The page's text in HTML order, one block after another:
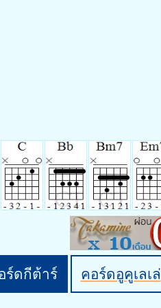
ร์ดกีต้าร์ คอร์ดอูคูเลเล่